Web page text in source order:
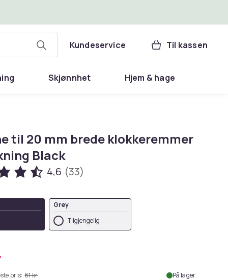
Kundeservice Til kassen
Skjønnhet Hjem & hage
til 20 mm brede klokkeremmer
Black
4,6 (33)
Grey
Tilgjengelig
pris: 81 kr På lager